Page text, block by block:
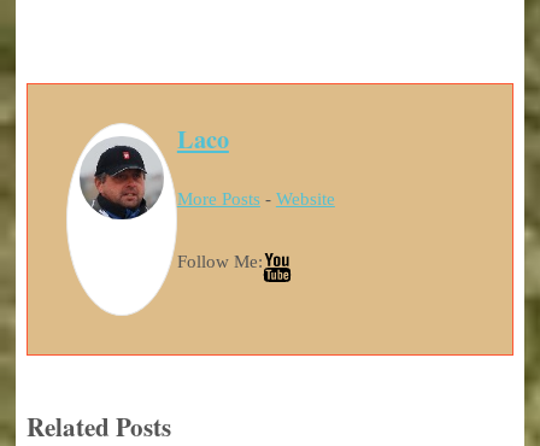
Laco
More Posts- Website
Follow Me:
Related Posts